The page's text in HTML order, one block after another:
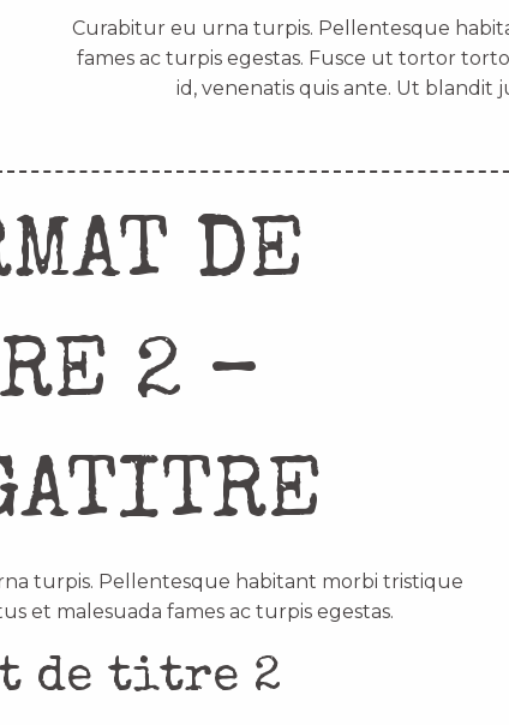
Curabitur eu urna turpis. Pellentesque
fames ac turpis egestas. Fusce ut tortor
id, venenatis quis ante. Ut blandit
DE
2 –
turpis. Pellentesque habitant morbi tristique
et malesuada fames ac turpis egestas.
de titre 2